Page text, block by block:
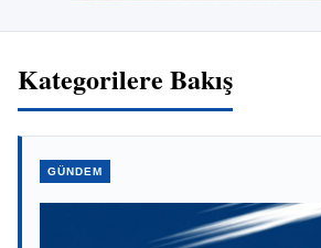
Kategorilere Bakış
GÜNDEM